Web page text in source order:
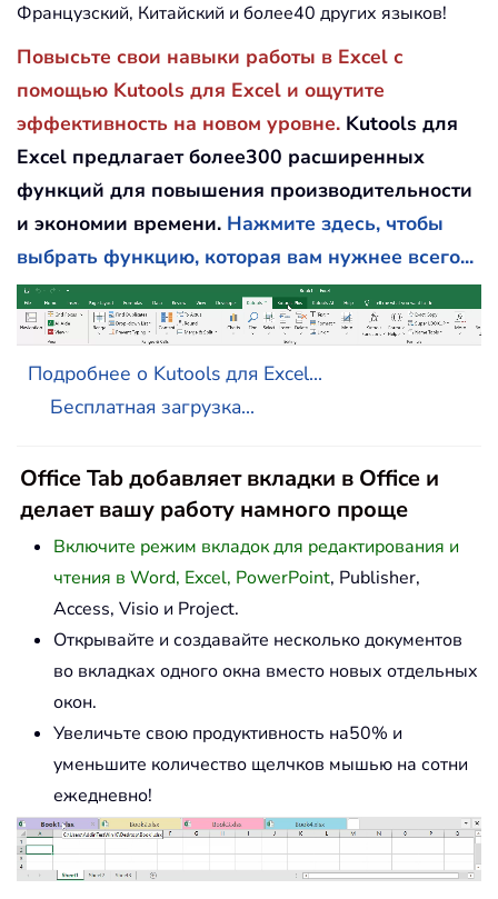
Французский, Китайский и более40 других языков!
Повысьте свои навыки работы в Excel с
помощью Kutools для Excel и ощутите
эффективность на новом уровне. Kutools для
Excel предлагает более300 расширенных
функций для повышения производительности
и экономии времени. Нажмите здесь, чтобы
выбрать функцию, которая вам нужнее всего...
Подробнее о Kutools для Excel...
Бесплатная загрузка...
Office Tab добавляет вкладки в Office и
делает вашу работу намного проще
Включите режим вкладок для редактирования и
чтения в Word, Excel, PowerPoint, Publisher,
Access, Visio и Project.
Открывайте и создавайте несколько документов
во вкладках одного окна вместо новых отдельных
окон.
Увеличьте свою продуктивность на50% и
уменьшите количество щелчков мышью на сотни
ежедневно!